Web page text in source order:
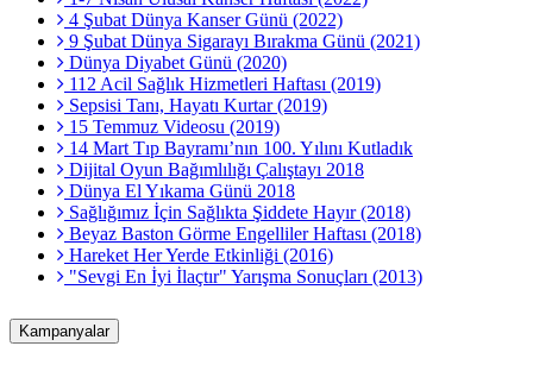
4 Şubat Dünya Kanser Günü (2022)
9 Şubat Dünya Sigarayı Bırakma Günü (2021)
Dünya Diyabet Günü (2020)
112 Acil Sağlık Hizmetleri Haftası (2019)
Sepsisi Tanı, Hayatı Kurtar (2019)
15 Temmuz Videosu (2019)
14 Mart Tıp Bayramı’nın 100. Yılını Kutladık
Dijital Oyun Bağımlılığı Çalıştayı 2018
Dünya El Yıkama Günü 2018
Sağlığımız İçin Sağlıkta Şiddete Hayır (2018)
Beyaz Baston Görme Engelliler Haftası (2018)
Hareket Her Yerde Etkinliği (2016)
"Sevgi En İyi İlaçtır" Yarışma Sonuçları (2013)
Kampanyalar